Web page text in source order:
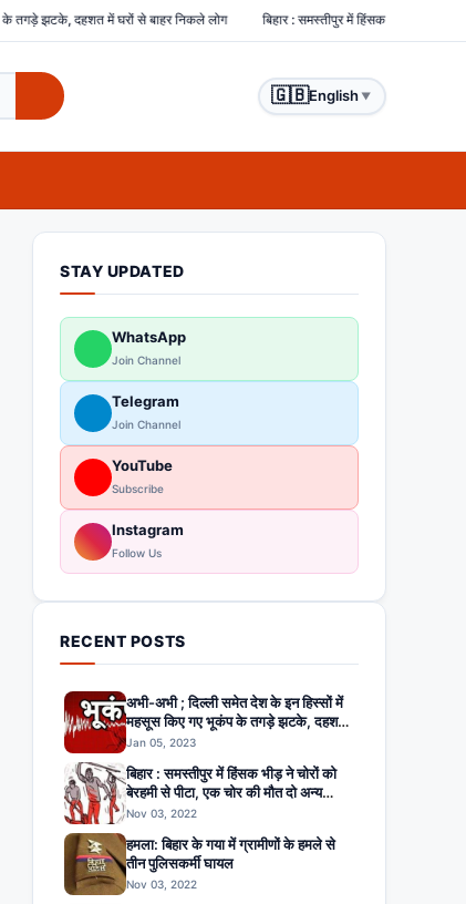
से बाहर निकले लोग बिहार : समस्तीपुर में हिंसक भीड़ ने चोरों को बेरहमी से पीटा, एक चोर की
🇬🇧English ▼
STAY UPDATED
WhatsApp
Join Channel
Telegram
Join Channel
YouTube
Subscribe
Instagram
Follow Us
RECENT POSTS
अभी-अभी ; दिल्ली समेत देश के इन हिस्सों में
महसूस किए गए भूकंप के तगड़े झटके, दहशत
में घरों से बाहर निकले लोग
Jan 05, 2023
बिहार : समस्तीपुर में हिंसक भीड़ ने चोरों को
बेरहमी से पीटा, एक चोर की मौत दो अन्य
घायल
Nov 03, 2022
हमला: बिहार के गया में ग्रामीणों के हमले से
तीन पुलिसकर्मी घायल
Nov 03, 2022